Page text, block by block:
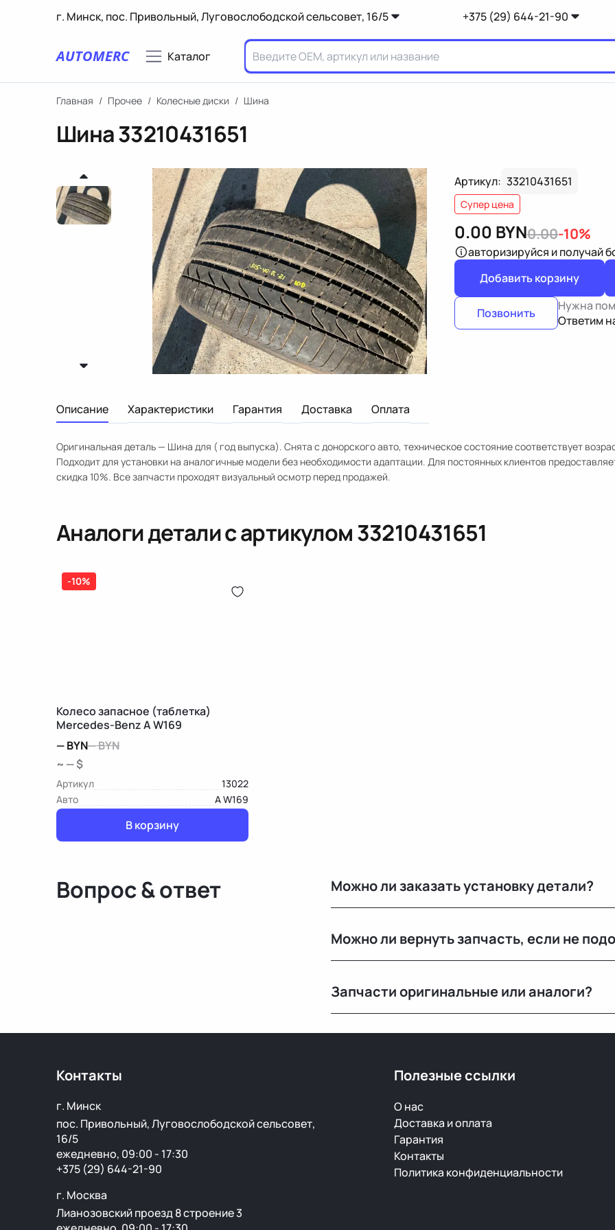
г. Минск, пос. Привольный, Луговослободской сельсовет, 16/5 +375 (29) 644-21-90
AUTOMERC Каталог
Главная / Прочее / Колесные диски / Шина
Шина33210431651
Артикул: 33210431651
Супер цена
0.00 BYN0.00-10%
авторизируйся и получай
Добавить корзину
Позвонить
Нужна
Ответим
Описание Характеристики Гарантия Доставка Оплата
Оригинальная деталь — Шина для ( год выпуска). Снята с донорского авто, техническое состояние соответствует
Подходит для установки на аналогичные модели без необходимости адаптации. Для постоянных клиентов
скидка 10%. Все запчасти проходят визуальный осмотр перед продажей.
Аналоги детали с артикулом33210431651
-10%
Колесо запасное (таблетка)
Mercedes-Benz A W169
—BYN—BYN
~ — $
Артикул
13022
Авто
A W169
В корзину
Вопрос & ответ Можно ли заказать установку детали?
Можно ли вернуть запчасть, если не
Запчасти оригинальные или аналоги?
Контакты
г. Минск
пос. Привольный, Луговослободской сельсовет,
16/5
ежедневно, 09:00 - 17:30
+375 (29) 644-21-90
г. Москва
Лианозовский проезд 8 строение 3
Полезные ссылки
О нас
Доставка и оплата
Гарантия
Контакты
Политика конфиденциальности